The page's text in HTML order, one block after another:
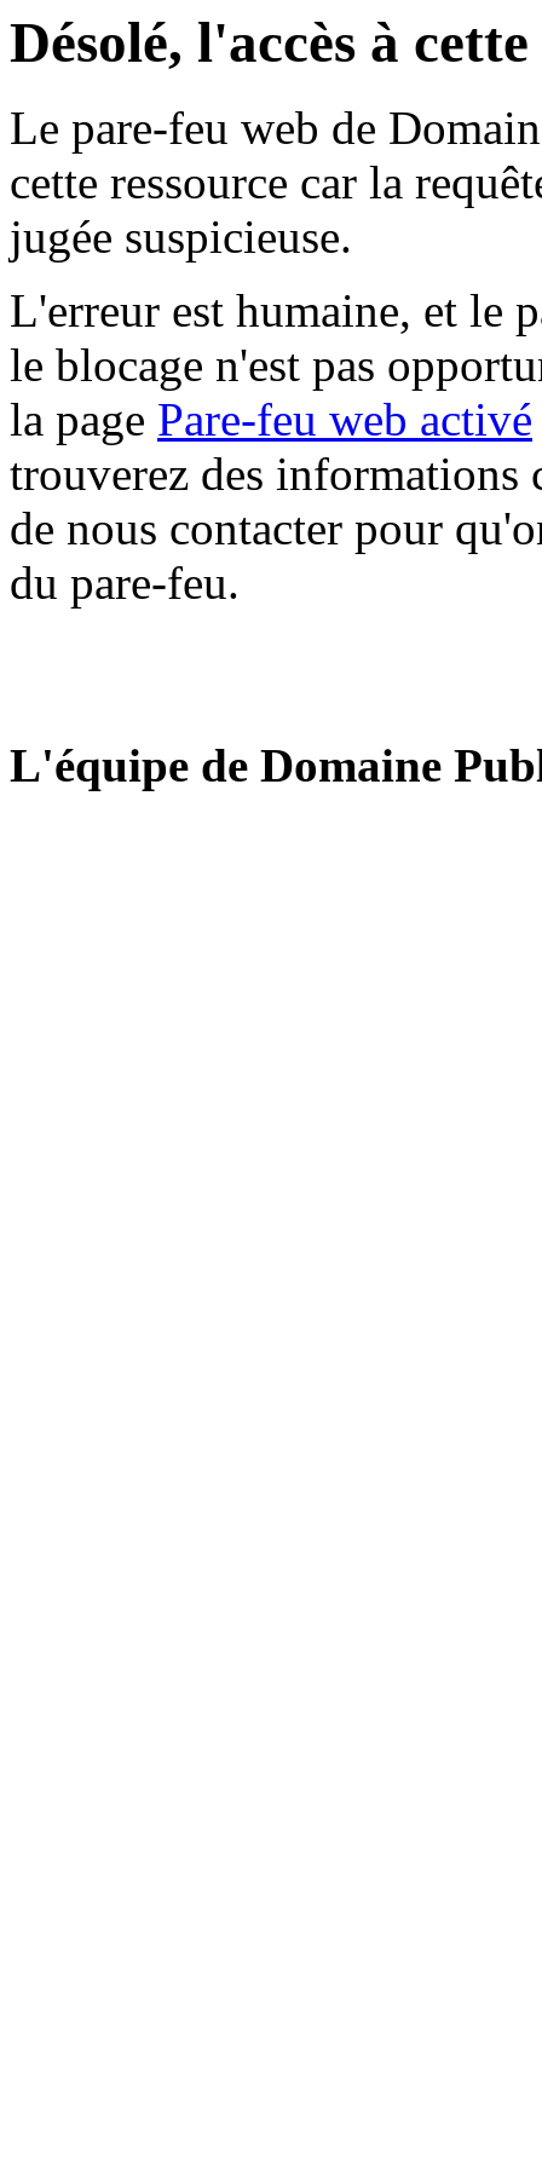
Désolé, l'accès à
Le pare-feu web de
cette ressource car la
jugée suspicieuse.
L'erreur est humaine, et le
le blocage n'est pas
la page Pare-feu web activé
trouverez des informations
de nous contacter pour
du pare-feu.
L'équipe de Domaine